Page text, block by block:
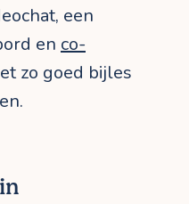
een
en co-
zo goed bijles